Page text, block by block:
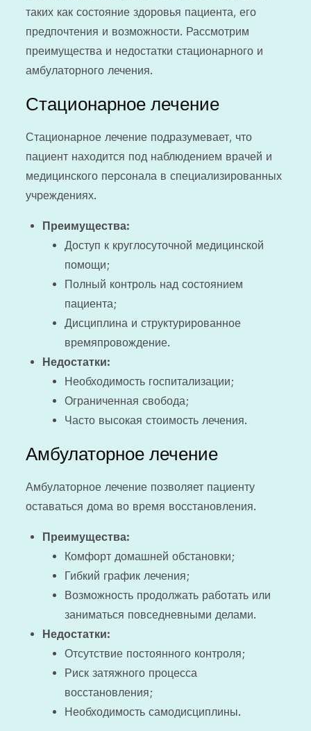
таких как состояние здоровья пациента, его
предпочтения и возможности. Рассмотрим
преимущества и недостатки стационарного и
амбулаторного лечения.
Стационарное лечение
Стационарное лечение подразумевает, что
пациент находится под наблюдением врачей и
медицинского персонала в специализированных
учреждениях.
Преимущества:
Доступ к круглосуточной медицинской
помощи;
Полный контроль над состоянием
пациента;
Дисциплина и структурированное
времяпровождение.
Недостатки:
Необходимость госпитализации;
Ограниченная свобода;
Часто высокая стоимость лечения.
Амбулаторное лечение
Амбулаторное лечение позволяет пациенту
оставаться дома во время восстановления.
Преимущества:
Комфорт домашней обстановки;
Гибкий график лечения;
Возможность продолжать работать или
заниматься повседневными делами.
Недостатки:
Отсутствие постоянного контроля;
Риск затяжного процесса
восстановления;
Необходимость самодисциплины.